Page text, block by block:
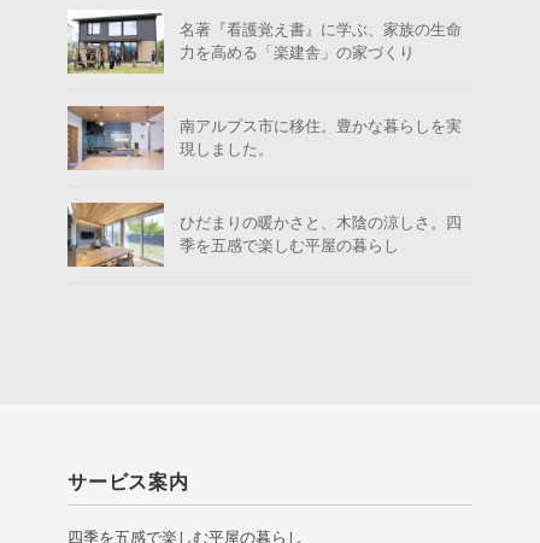
名著『看護覚え書』に学ぶ、家族の生命
力を高める「楽建舎」の家づくり
南アルプス市に移住。豊かな暮らしを実
現しました。
ひだまりの暖かさと、木陰の涼しさ。四
季を五感で楽しむ平屋の暮らし
サービス案内
四季を五感で楽しむ平屋の暮らし